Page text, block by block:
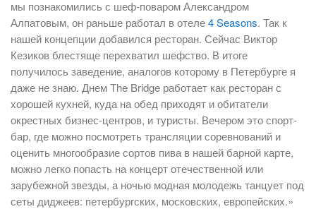
мы познакомились с шеф-поваром Александром
Алпатовым, он раньше работал в отеле4 Seasons. Так к
нашей концепции добавился ресторан. Сейчас Виктор
Кезиков блестяще перехватил шефство. В итоге
получилось заведение, аналогов которому в Петербурге я
даже не знаю. Днем The Bridge работает как ресторан с
хорошей кухней, куда на обед приходят и обитатели
окрестных бизнес-центров, и туристы. Вечером это спорт-
бар, где можно посмотреть трансляции соревнований и
оценить многообразие сортов пива в нашей барной карте,
можно легко попасть на концерт отечественной или
зарубежной звезды, а ночью модная молодежь танцует под
сеты диджеев: петербургских, московских, европейских.»